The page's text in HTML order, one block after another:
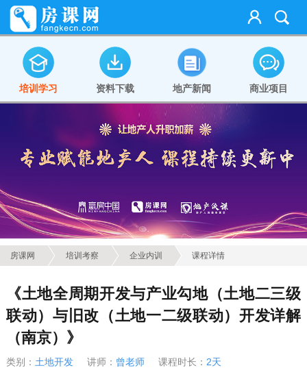
培训学习 资料下载 地产新闻 商业项目
房课网 培训考察 企业内训 课程详情
《土地全周期开发与产业勾地（土地二三级
联动）与旧改（土地一二级联动）开发详解
（南京）》
类别： 土地开发讲师： 曾老师课程时长： 2天